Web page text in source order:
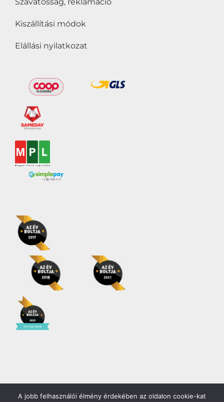
Kiszállítási módok
Elállási nyilatkozat
A jobb felhasználói élmény érdekében az oldalon cookie-kat